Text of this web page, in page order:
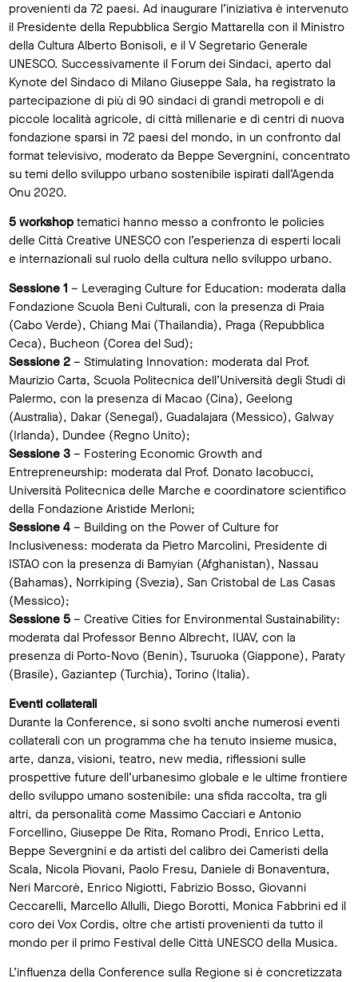
provenienti da 72 paesi. Ad inaugurare l’iniziativa è intervenuto
il Presidente della Repubblica Sergio Mattarella con il Ministro
della Cultura Alberto Bonisoli, e il V Segretario Generale
UNESCO. Successivamente il Forum dei Sindaci, aperto dal
Kynote del Sindaco di Milano Giuseppe Sala, ha registrato la
partecipazione di più di 90 sindaci di grandi metropoli e di
piccole località agricole, di città millenarie e di centri di nuova
fondazione sparsi in 72 paesi del mondo, in un confronto dal
format televisivo, moderato da Beppe Severgnini, concentrato
su temi dello sviluppo urbano sostenibile ispirati dall’Agenda
Onu 2020.
5 workshoptematici hanno messo a confronto le policies
delle Città Creative UNESCO con l’esperienza di esperti locali
e internazionali sul ruolo della cultura nello sviluppo urbano.
Sessione 1 – Leveraging Culture for Education: moderata dalla
Fondazione Scuola Beni Culturali, con la presenza di Praia
(Cabo Verde), Chiang Mai (Thailandia), Praga (Repubblica
Ceca), Bucheon (Corea del Sud);
Sessione 2– Stimulating Innovation: moderata dal Prof.
Maurizio Carta, Scuola Politecnica dell’Università degli Studi di
Palermo, con la presenza di Macao (Cina), Geelong
(Australia), Dakar (Senegal), Guadalajara (Messico), Galway
(Irlanda), Dundee (Regno Unito);
Sessione 3– Fostering Economic Growth and
Entrepreneurship: moderata dal Prof. Donato Iacobucci,
Università Politecnica delle Marche e coordinatore scientifico
della Fondazione Aristide Merloni;
Sessione 4– Building on the Power of Culture for
Inclusiveness: moderata da Pietro Marcolini, Presidente di
ISTAO con la presenza di Bamyian (Afghanistan), Nassau
(Bahamas), Norrkiping (Svezia), San Cristobal de Las Casas
(Messico);
Sessione 5– Creative Cities for Environmental Sustainability:
moderata dal Professor Benno Albrecht, IUAV, con la
presenza di Porto-Novo (Benin), Tsuruoka (Giappone), Paraty
(Brasile), Gaziantep (Turchia), Torino (Italia).
Eventi collaterali
Durante la Conference, si sono svolti anche numerosi eventi
collaterali con un programma che ha tenuto insieme musica,
arte, danza, visioni, teatro, new media, riflessioni sulle
prospettive future dell’urbanesimo globale e le ultime frontiere
dello sviluppo umano sostenibile: una sfida raccolta, tra gli
altri, da personalità come Massimo Cacciari e Antonio
Forcellino, Giuseppe De Rita, Romano Prodi, Enrico Letta,
Beppe Severgnini e da artisti del calibro dei Cameristi della
Scala, Nicola Piovani, Paolo Fresu, Daniele di Bonaventura,
Neri Marcorè, Enrico Nigiotti, Fabrizio Bosso, Giovanni
Ceccarelli, Marcello Allulli, Diego Borotti, Monica Fabbrini ed il
coro dei Vox Cordis, oltre che artisti provenienti da tutto il
mondo per il primo Festival delle Città UNESCO della Musica.
L’influenza della Conference sulla Regione si è concretizzata